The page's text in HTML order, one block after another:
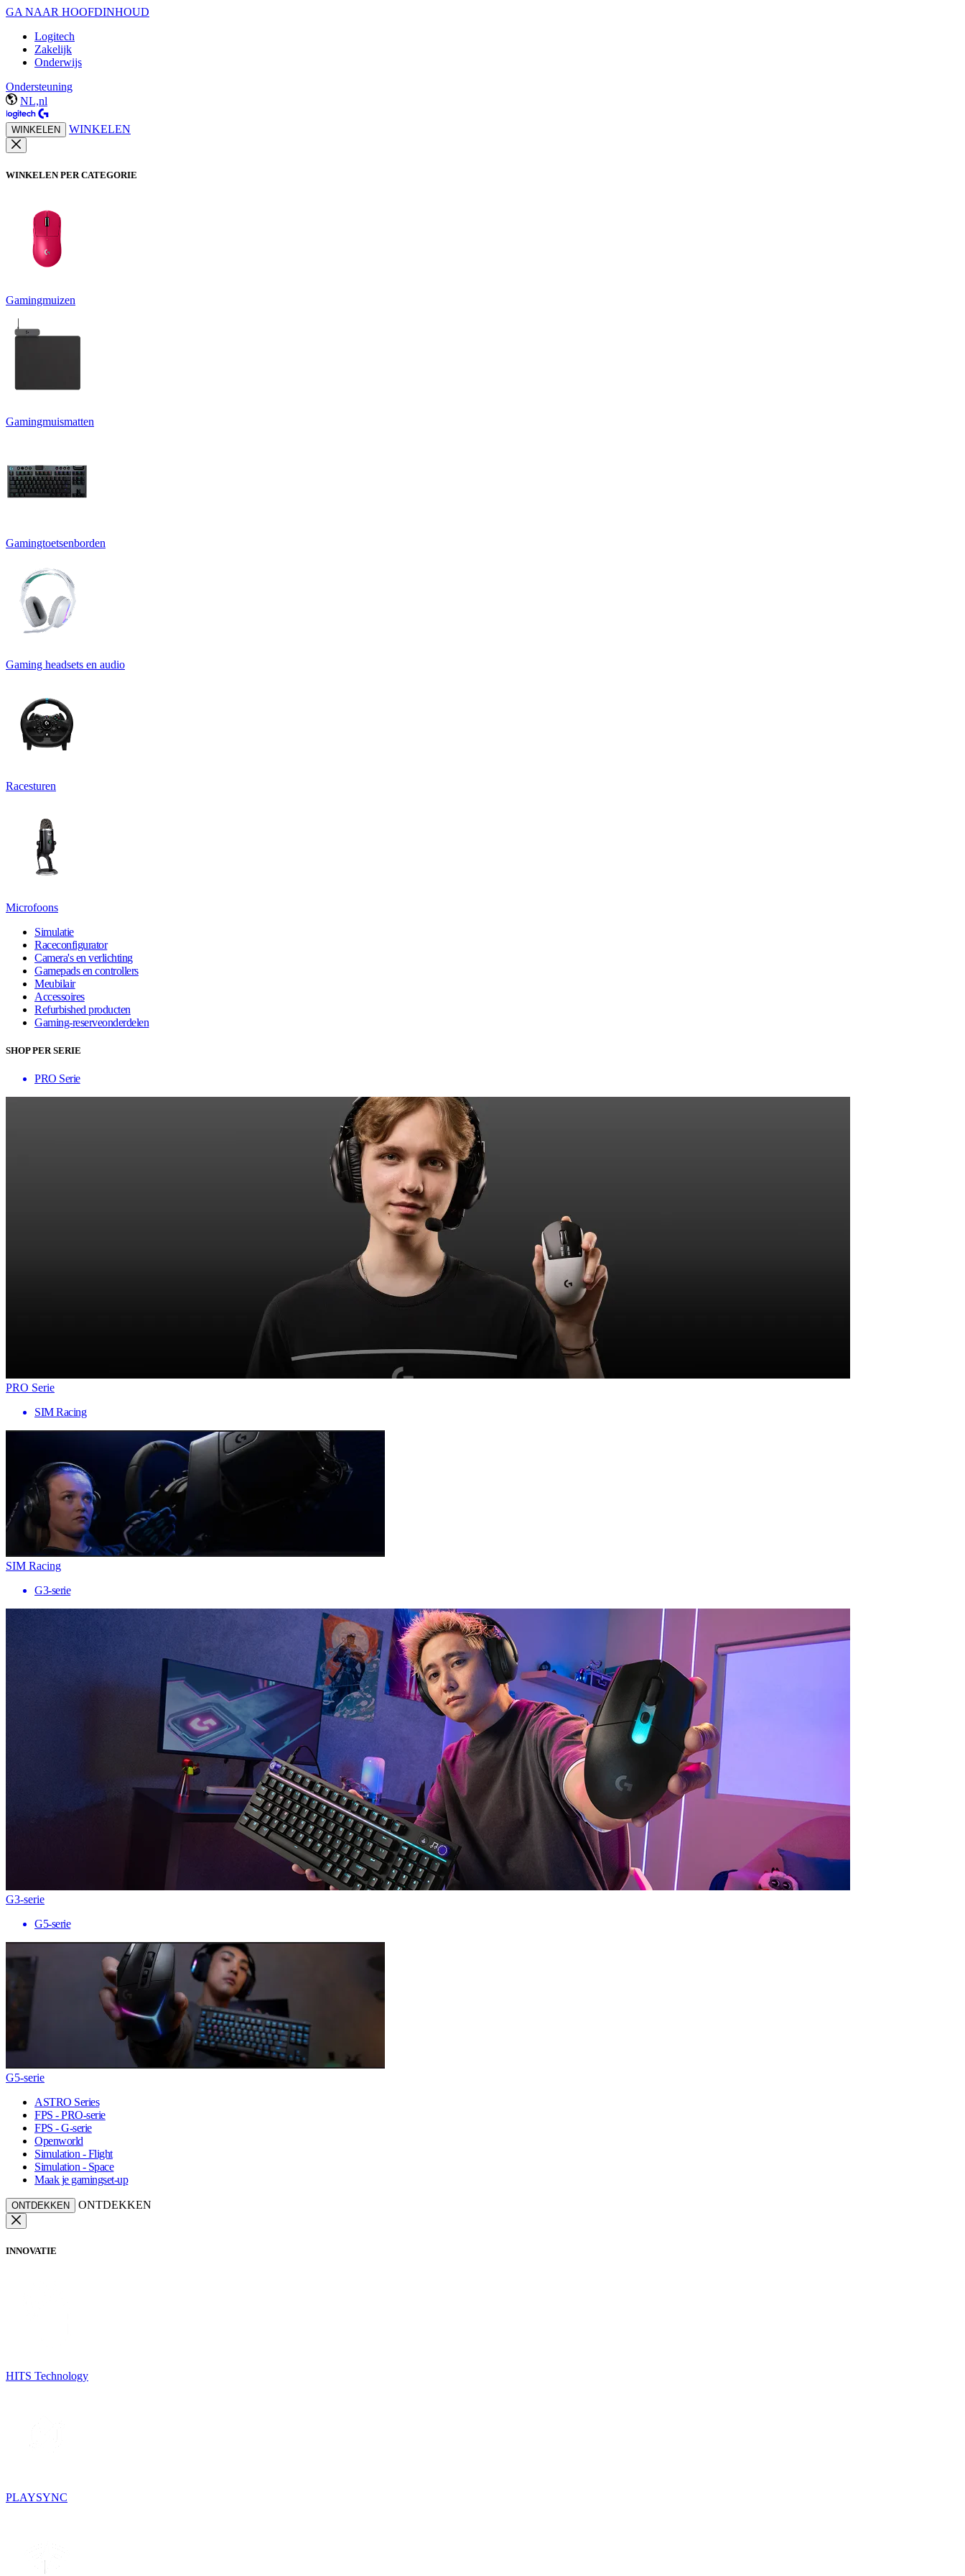
GA NAAR HOOFDINHOUD
Logitech
Zakelijk
Onderwijs
Ondersteuning
NL,nl
WINKELEN WINKELEN
WINKELEN PER CATEGORIE
Gamingmuizen
Gamingmuismatten
Gamingtoetsenborden
Gaming headsets en audio
Racesturen
Microfoons
Simulatie
Raceconfigurator
Camera's en verlichting
Gamepads en controllers
Meubilair
Accessoires
Refurbished producten
Gaming-reserveonderdelen
SHOP PER SERIE
PRO Serie
PRO Serie
SIM Racing
SIM Racing
G3-serie
G3-serie
G5-serie
G5-serie
ASTRO Series
FPS - PRO-serie
FPS - G-serie
Openworld
Simulation - Flight
Simulation - Space
Maak je gamingset-up
ONTDEKKEN ONTDEKKEN
INNOVATIE
HITS Technology
PLAYSYNC